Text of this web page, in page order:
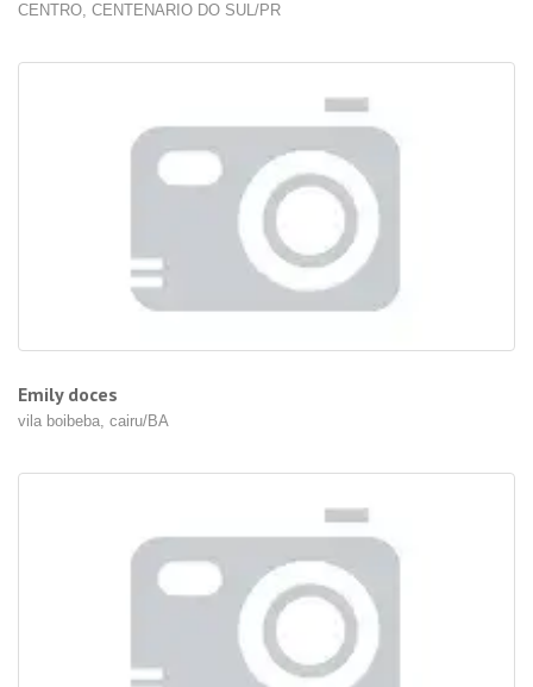
CENTRO, CENTENARIO DO SUL/PR
Emily doces
vila boibeba, cairu/BA